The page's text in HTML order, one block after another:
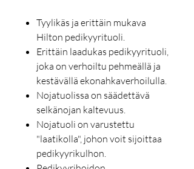
Tyylikäs ja erittäin mukava
Hilton pedikyyrituoli.
Erittäin laadukas pedikyyrituoli,
joka on verhoiltu pehmeällä ja
kestävällä ekonahkaverhoilulla.
Nojatuolissa on säädettävä
selkänojan kaltevuus.
Nojatuoli on varustettu
"laatikolla", johon voit sijoittaa
pedikyyrikulhon.